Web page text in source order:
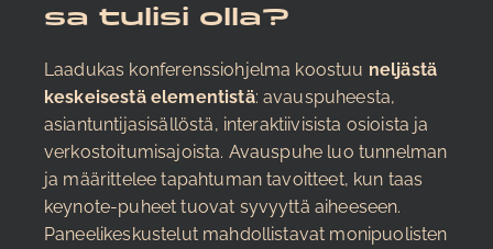
sa tulisi olla?
Laadukas konferenssiohjelma koostuu neljästä
keskeisestä elementistä: avauspuheesta,
asiantuntijasisällöstä, interaktiivisista osioista ja
verkostoitumisajoista. Avauspuhe luo tunnelman
ja määrittelee tapahtuman tavoitteet, kun taas
keynote-puheet tuovat syvyyttä aiheeseen.
Paneelikeskustelut mahdollistavat monipuolisten